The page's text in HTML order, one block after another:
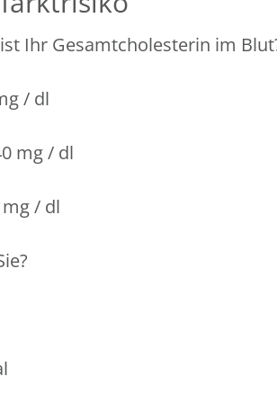
Ihr Gesamtcholesterin im
/ dl
mg / dl
/ dl